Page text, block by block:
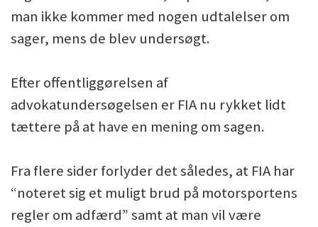
man ikke kommer med nogen udtalelser om
sager, mens de blev undersøgt.
Efter offentliggørelsen af
advokatundersøgelsen er FIA nu rykket lidt
tættere på at have en mening om sagen.
Fra flere sider forlyder det således, at FIA har
“noteret sig et muligt brud på motorsportens
regler om adfærd” samt at man vil være